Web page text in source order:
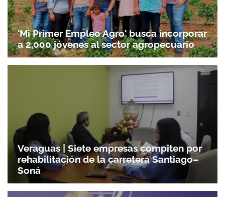
'Mi Primer Empleo Agro' busca incorporar
a 2,000 jóvenes al sector agropecuario
Veraguas | Siete empresas compiten por
rehabilitación de la carretera Santiago–
Soná